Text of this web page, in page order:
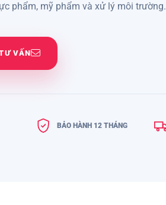
phẩm, mỹ phẩm và xử lý môi trường.
VẤN
BẢO HÀNH 12 THÁNG